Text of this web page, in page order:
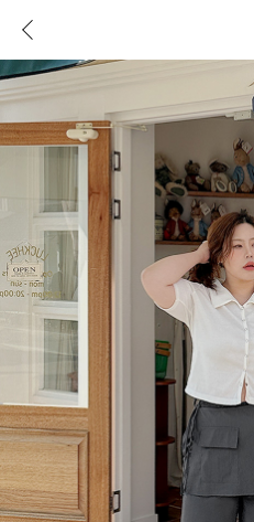
로그인
리뷰 & 혜택
CATEGORY
도착보장⚡
인플루언서 pick!
신상 5%
베스트
MADE